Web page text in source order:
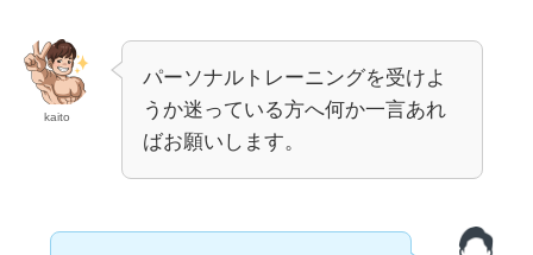
kaito
パーソナルトレーニングを受けよ
うか迷っている方へ何か一言あれ
ばお願いします。